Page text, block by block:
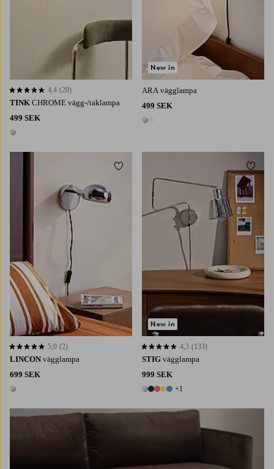
TINK CHROME vägg-/taklampa
499 SEK
1 färg
4,4 baserat på 20 st betyg
4,4 (20)
ARA vägglampa
499 SEK
2 färger
New in
LINCON vägglampa
699 SEK
1 färg
5,0 baserat på 2 st betyg
5,0 (2)
Lägg till i favoriter
STIG vägglampa
999 SEK
6 färger
+1
4,3 baserat på 133 st betyg
4,3 (133)
New in
Lägg